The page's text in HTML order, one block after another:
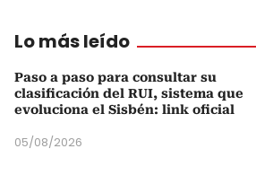
Lo más leído
Paso a paso para consultar su
clasificación del RUI, sistema que
evoluciona el Sisbén: link oficial
05/08/2026